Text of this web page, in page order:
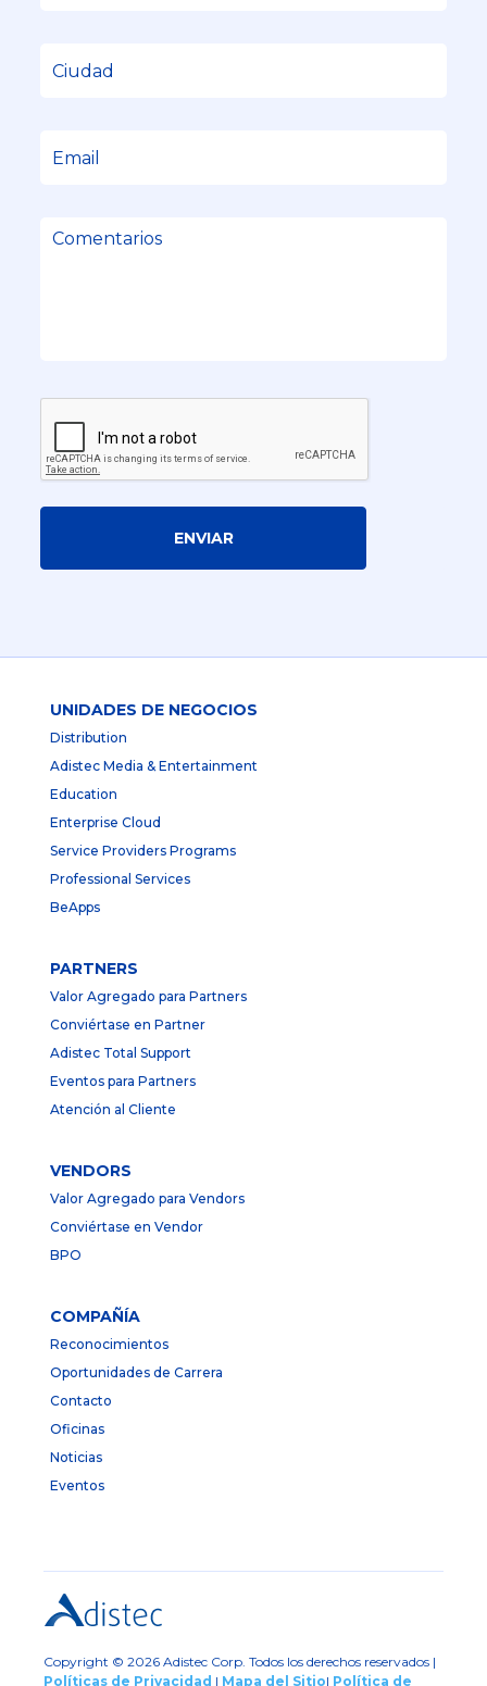
ENVIAR
UNIDADES DE NEGOCIOS
Distribution
Adistec Media & Entertainment
Education
Enterprise Cloud
Service Providers Programs
Professional Services
BeApps
PARTNERS
Valor Agregado para Partners
Conviértase en Partner
Adistec Total Support
Eventos para Partners
Atención al Cliente
VENDORS
Valor Agregado para Vendors
Conviértase en Vendor
BPO
COMPAÑÍA
Reconocimientos
Oportunidades de Carrera
Contacto
Oficinas
Noticias
Eventos
Copyright © 2026 Adistec Corp. Todos los derechos reservados |
Políticas de Privacidad | Mapa del Sitio| Política de